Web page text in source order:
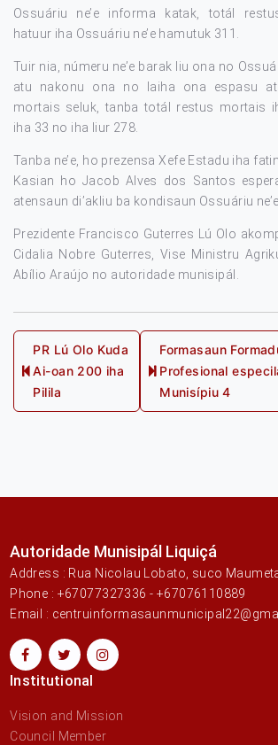
Ossuáriu ne’e informa katak, totál
hatuur iha Ossuáriu ne’e hamutuk 311.
Tuir nia, númeru ne’e barak liu ona no
atu nakonu ona no laiha ona espasu
mortais seluk, tanba totál restus mortais
iha 33 no iha liur 278.
Tanba ne’e, ho prezensa Xefe Estadu iha
Kasian ho Jacob Alves dos Santos
atensaun di’akliu ba kondisaun Ossuáriu ne’e.
Prezidente Francisco Guterres Lú Olo
Cidalia Nobre Guterres, Vise Ministru
Abílio Araújo no autoridade munisipál.
Post
navigation
Previous
PR Lú Olo Kuda
Ai-oan 200 iha
Pilila
Formasaun
Profesional
Munisípiu 4
Autoridade Munisipál Liquiçá
Address : Rua Nicolau Lobato, suco
Phone : +67077327336 - +67076110889
Email :
Institutional
Vision and Mission
Council Member